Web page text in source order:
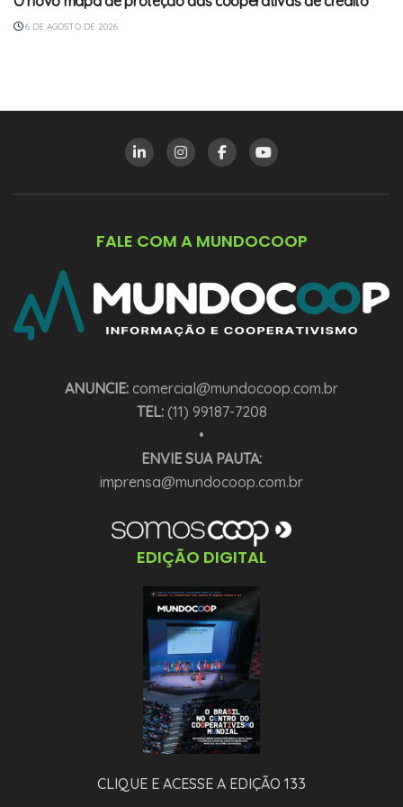
6 DE AGOSTO DE 2026
FALE COM A MUNDOCOOP
ANUNCIE: comercial@mundocoop.com.br
TEL:(11) 99187-7208
•
ENVIE SUA PAUTA:
imprensa@mundocoop.com.br
EDIÇÃO DIGITAL
CLIQUE E ACESSE A EDIÇÃO 133